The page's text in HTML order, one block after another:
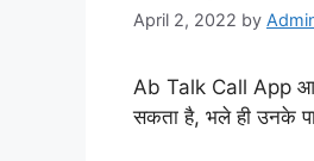
April 2, 2022 by
Ab Talk Call App
सकता है, भले ही उनके